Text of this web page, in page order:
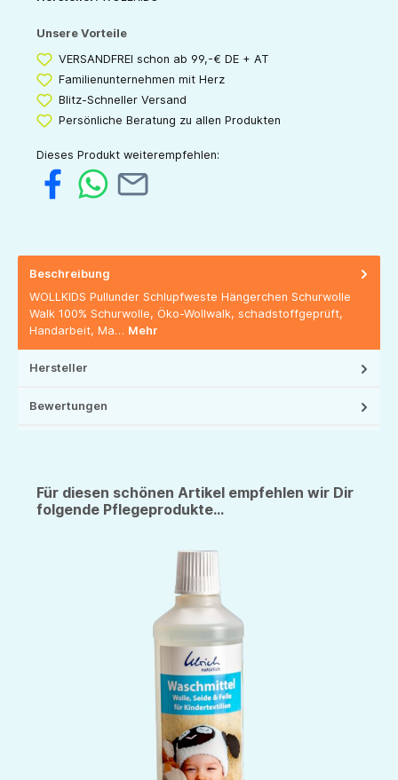
Unsere Vorteile
VERSANDFREI schon ab 99,-€ DE + AT
Familienunternehmen mit Herz
Blitz-Schneller Versand
Persönliche Beratung zu allen Produkten
Dieses Produkt weiterempfehlen:
Beschreibung
WOLLKIDS Pullunder Schlupfweste Hängerchen Schurwolle
Walk 100% Schurwolle, Öko-Wollwalk, schadstoffgeprüft,
Handarbeit, Ma… Mehr
Hersteller
Bewertungen
Für diesen schönen Artikel empfehlen wir Dir
folgende Pflegeprodukte...